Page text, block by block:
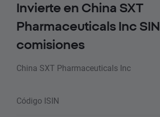
Invierte en China SXT
Pharmaceuticals Inc SIN
comisiones
China SXT Pharmaceuticals Inc
Código ISIN